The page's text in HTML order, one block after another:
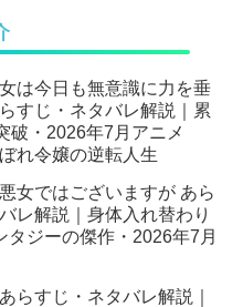
女は今日も無意識に力を垂
すじ・ネタバレ解説｜累
破・2026年7月アニメ
れ令嬢の逆転人生
女ではございますが あら
レ解説｜身体入れ替わり
タジーの傑作・2026年7月
らすじ・ネタバレ解説｜